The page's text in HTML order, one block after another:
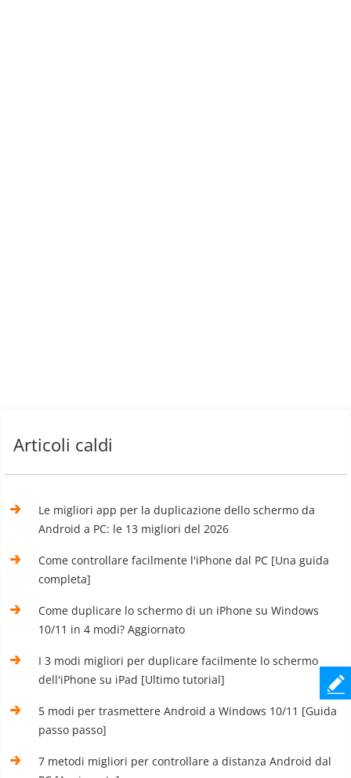
Articoli caldi
Le migliori app per la duplicazione dello schermo da
Android a PC: le 13 migliori del 2026
Come controllare facilmente l'iPhone dal PC [Una guida
completa]
Come duplicare lo schermo di un iPhone su Windows
10/11 in 4 modi? Aggiornato
I 3 modi migliori per duplicare facilmente lo schermo
dell'iPhone su iPad [Ultimo tutorial]
5 modi per trasmettere Android a Windows 10/11 [Guida
passo passo]
7 metodi migliori per controllare a distanza Android dal